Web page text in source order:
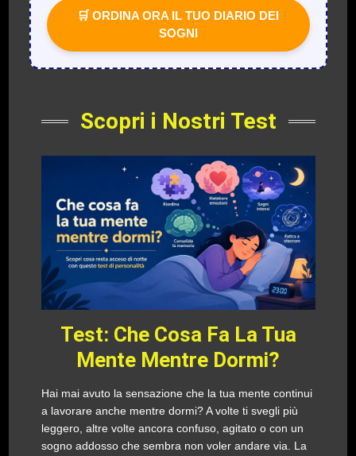
🛒 ORDINA ORA IL TUO DIARIO DEI
SOGNI
Scopri i Nostri Test
Test: Che Cosa Fa La Tua
Mente Mentre Dormi?
Hai mai avuto la sensazione che la tua mente continui
a lavorare anche mentre dormi? A volte ti svegli più
leggero, altre volte ancora confuso, agitato o con un
sogno addosso che sembra non voler andare via. La